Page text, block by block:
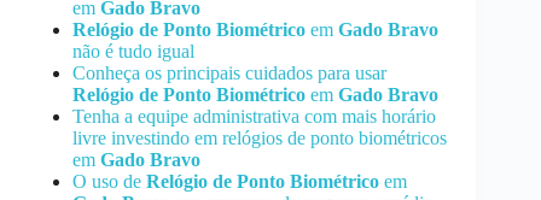
em Gado Bravo
Relógio de Ponto Biométrico em Gado Bravo
não é tudo igual
Conheça os principais cuidados para usar
Relógio de Ponto Biométrico em Gado Bravo
Tenha a equipe administrativa com mais horário
livre investindo em relógios de ponto biométricos
em Gado Bravo
O uso de Relógio de Ponto Biométrico em